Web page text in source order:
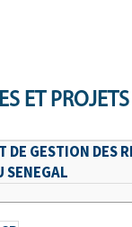
ET PROJETS
DE GESTION DES
SENEGAL